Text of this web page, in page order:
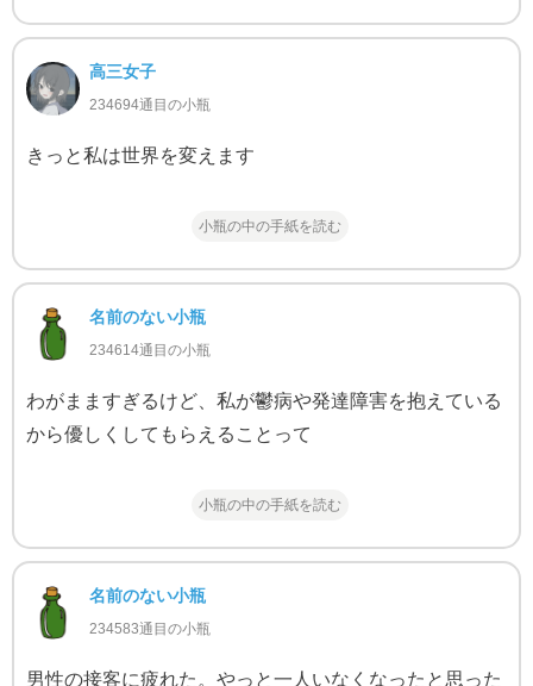
高三女子
234694通目の小瓶
きっと私は世界を変えます
小瓶の中の手紙を読む
名前のない小瓶
234614通目の小瓶
わがまますぎるけど、私が鬱病や発達障害を抱えている
から優しくしてもらえることって
小瓶の中の手紙を読む
名前のない小瓶
234583通目の小瓶
男性の接客に疲れた。やっと一人いなくなったと思った